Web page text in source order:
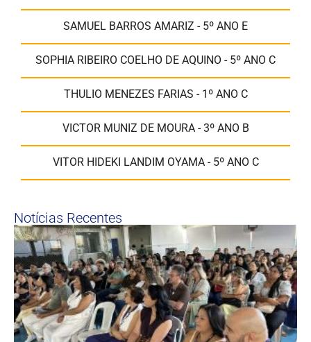
Notícias Recentes
SAMUEL BARROS AMARIZ - 5º ANO E
SOPHIA RIBEIRO COELHO DE AQUINO - 5º ANO C
THULIO MENEZES FARIAS - 1º ANO C
VICTOR MUNIZ DE MOURA - 3º ANO B
VITOR HIDEKI LANDIM OYAMA - 5º ANO C